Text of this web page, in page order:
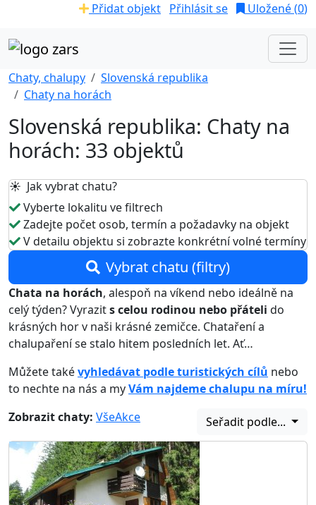
Přidat objekt Přihlásit se Uložené (0)
Chaty, chalupy
Slovenská republika
Chaty na horách
Slovenská republika: Chaty na
horách: 33 objektů
☀️ Jak vybrat chatu?
Vyberte lokalitu ve filtrech
Zadejte počet osob, termín a požadavky na objekt
V detailu objektu si zobrazte konkrétní volné termíny
Vybrat chatu (filtry)
Chata na horách, alespoň na víkend nebo ideálně na
celý týden? Vyrazits celou rodinou nebo přáteli do
krásných hor v naši krásné zemičce. Chataření a
chalupaření se stalo hitem posledních let. Ať…
Můžete takévyhledávat podle turistických cílů nebo
to nechte na nás a myVám najdeme chalupu na míru!
Zobrazit chaty: VšeAkce Seřadit podle...